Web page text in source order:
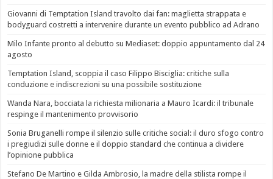
Giovanni di Temptation Island travolto dai fan: maglietta strappata e
bodyguard costretti a intervenire durante un evento pubblico ad Adrano
Milo Infante pronto al debutto su Mediaset: doppio appuntamento dal 24
agosto
Temptation Island, scoppia il caso Filippo Bisciglia: critiche sulla
conduzione e indiscrezioni su una possibile sostituzione
Wanda Nara, bocciata la richiesta milionaria a Mauro Icardi: il tribunale
respinge il mantenimento provvisorio
Sonia Bruganelli rompe il silenzio sulle critiche social: il duro sfogo contro
i pregiudizi sulle donne e il doppio standard che continua a dividere
l’opinione pubblica
Stefano De Martino e Gilda Ambrosio, la madre della stilista rompe il